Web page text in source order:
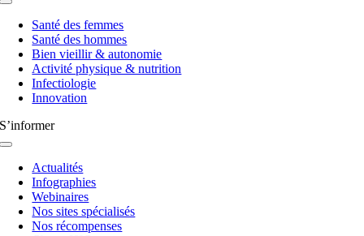
Navigation
basculeSanté des femmes
Santé des hommes
Bien vieillir & autonomie
Activité physique & nutrition
Infectiologie
Innovation
S’informer
Navigation
basculeActualités
Infographies
Webinaires
Nos sites spécialisés
Nos récompenses